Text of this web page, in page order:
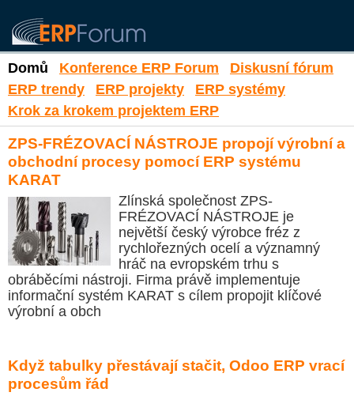
Domů Konference ERP Forum
Diskusní fórum
ERP trendy
ERP projekty
ERP systémy
Krok za krokem projektem ERP
ZPS-FRÉZOVACÍ NÁSTROJE propojí výrobní a
obchodní procesy pomocí ERP systému
KARAT
Zlínská společnost ZPS-
FRÉZOVACÍ NÁSTROJE je
největší český výrobce fréz z
rychlořezných ocelí a významný
hráč na evropském trhu s
obráběcími nástroji. Firma právě implementuje
informační systém KARAT s cílem propojit klíčové
výrobní a obch
Když tabulky přestávají stačit, Odoo ERP vrací
procesům řád